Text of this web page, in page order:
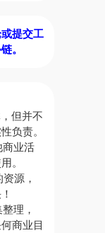
提交工
。
但并不
负责。
商业活
。
源，
理，
商业目